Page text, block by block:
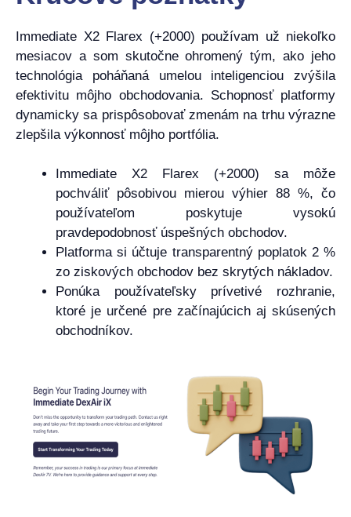
Immediate X2 Flarex (+2000) používam už niekoľko
mesiacov a som skutočne ohromený tým, ako jeho
technológia poháňaná umelou inteligenciou zvýšila
efektivitu môjho obchodovania. Schopnosť platformy
dynamicky sa prispôsobovať zmenám na trhu výrazne
zlepšila výkonnosť môjho portfólia.
Immediate X2 Flarex (+2000) sa môže
pochváliť pôsobivou mierou výhier 88 %, čo
používateľom poskytuje vysokú
pravdepodobnosť úspešných obchodov.
Platforma si účtuje transparentný poplatok 2 %
zo ziskových obchodov bez skrytých nákladov.
Ponúka používateľsky prívetivé rozhranie,
ktoré je určené pre začínajúcich aj skúsených
obchodníkov.